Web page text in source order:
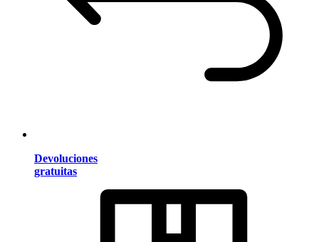
Devoluciones
gratuitas